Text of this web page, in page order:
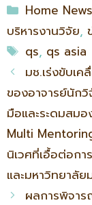
Home News
บริหารงานวิจัย,
qs, qs asia
มช.เร่งขับเ
ของอาจารย์นักวิ
มือและระดมสม
Multi
นิเวศที่เอื้อต่อก
และมหาวิทยาลั
ผลการพิจา